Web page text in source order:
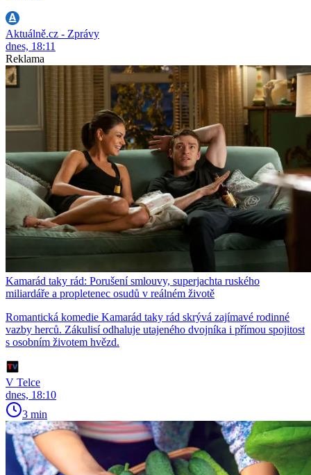
Aktuálně.cz - Zprávy
dnes, 18:11
Reklama
Kamarád taky rád: Porušení smlouvy, superjachta ruského
miliardáře a propletenec osudů v reálném životě
Romantická komedie Kamarád taky rád skrývá zajímavé rodinné
vazby herců. Zákulisí odhaluje utajeného dvojníka i přímou spojitost
s osobním životem hvězd.
V Telce
dnes, 18:10
3 min